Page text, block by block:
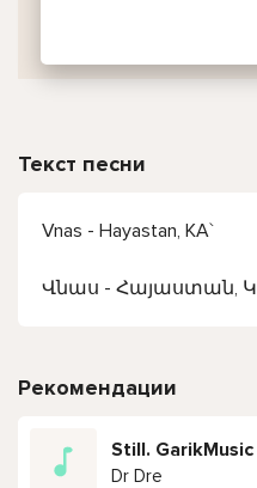
Текст песни
Vnas - Hayastan, KA`
Վնաս - Հայաստան,
Рекомендации
Still.
Dr Dre